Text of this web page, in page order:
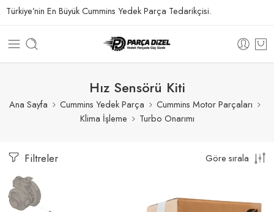
Türkiye’nin En Büyük Cummins Yedek Parça Tedarikçisi.
Hız Sensörü Kiti
Ana Sayfa Cummins Yedek Parça
Cummins Motor Parçaları
Klima İşleme
Turbo Onarımı
Filtreler Göre sırala